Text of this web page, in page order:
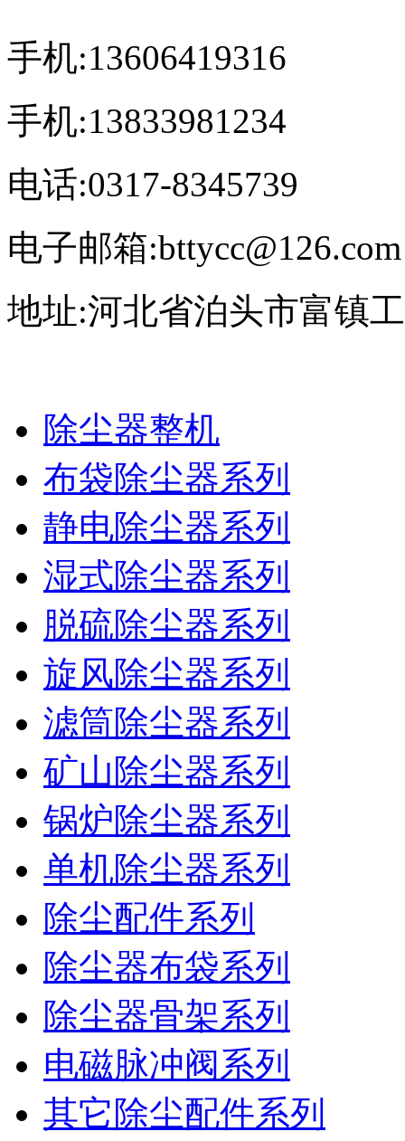
手机:13606419316
手机:13833981234
电话:0317-8345739
电子邮箱:bttycc@126.com
地址:河北省泊头市富镇
除尘器整机
布袋除尘器系列
静电除尘器系列
湿式除尘器系列
脱硫除尘器系列
旋风除尘器系列
滤筒除尘器系列
矿山除尘器系列
锅炉除尘器系列
单机除尘器系列
除尘配件系列
除尘器布袋系列
除尘器骨架系列
电磁脉冲阀系列
其它除尘配件系列